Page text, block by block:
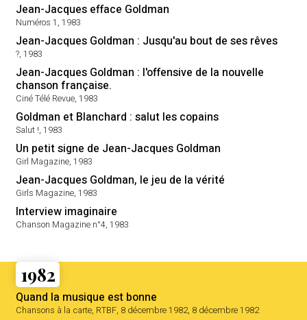
Jean-Jacques efface Goldman
Numéros 1, 1983
Jean-Jacques Goldman : Jusqu'au bout de ses rêves
?, 1983
Jean-Jacques Goldman : l'offensive de la nouvelle
chanson française.
Ciné Télé Revue, 1983
Goldman et Blanchard : salut les copains
Salut !, 1983
Un petit signe de Jean-Jacques Goldman
Girl Magazine, 1983
Jean-Jacques Goldman, le jeu de la vérité
Girls Magazine, 1983
Interview imaginaire
Chanson Magazine n°4, 1983
1982
Quand la musique est bonne
Chansons à la carte, RTBF, 8 décembre 1982, 8 décembre 1982